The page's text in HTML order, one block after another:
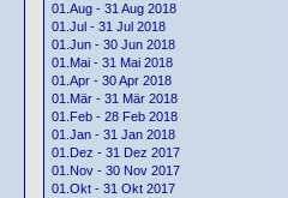
01.Aug - 31 Aug 2018
01.Jul - 31 Jul 2018
01.Jun - 30 Jun 2018
01.Mai - 31 Mai 2018
01.Apr - 30 Apr 2018
01.Mär - 31 Mär 2018
01.Feb - 28 Feb 2018
01.Jan - 31 Jan 2018
01.Dez - 31 Dez 2017
01.Nov - 30 Nov 2017
01.Okt - 31 Okt 2017